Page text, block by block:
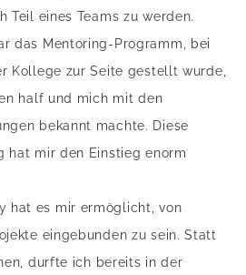
Teil eines Teams zu werden.
das Mentoring-Programm, bei
Kollege zur Seite gestellt wurde,
half und mich mit den
bekannt machte. Diese
hat mir den Einstieg enorm
hat es mir ermöglicht, von
eingebunden zu sein. Statt
durfte ich bereits in der